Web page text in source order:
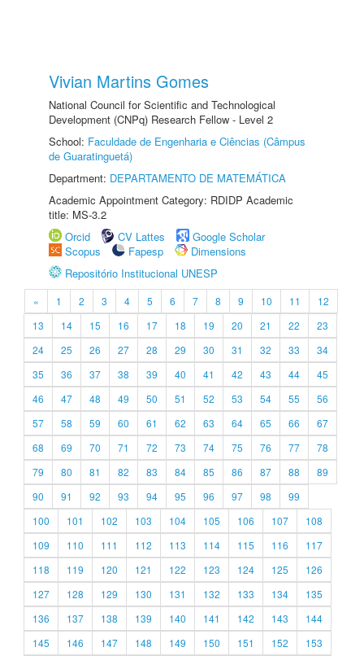
Vivian Martins Gomes
National Council for Scientific and Technological
Development (CNPq) Research Fellow - Level 2
School: Faculdade de Engenharia e Ciências (Câmpus
de Guaratinguetá)
Department: DEPARTAMENTO DE MATEMÁTICA
Academic Appointment Category: RDIDP Academic
title: MS-3.2
Orcid
CV Lattes
Google Scholar
Scopus
Fapesp
Dimensions
Repositório Institucional UNESP
« 1 2 3 4 5 6 7 8 9 10 11
12
13
14 15 16 17 18 19 20 21 22
23
24
25 26 27 28 29 30 31 32 33
34
35
36 37 38 39 40 41 42 43 44
45
46
47 48 49 50 51 52 53 54 55
56
57
58 59 60 61 62 63 64 65 66
67
68
69 70 71 72 73 74 75 76 77
78
79
80 81 82 83 84 85 86 87 88
89
90
91 92 93 94 95 96 97 98
99
100
101 102 103 104 105 106 107
108
109
110 111 112 113 114 115 116
117
118
119 120 121 122 123 124 125
126
127
128 129 130 131 132 133 134
135
136
137 138 139 140 141 142 143
144
145
146 147 148 149 150 151 152
153